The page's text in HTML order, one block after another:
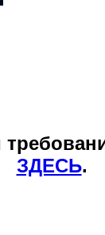
ЗДЕСЬ.